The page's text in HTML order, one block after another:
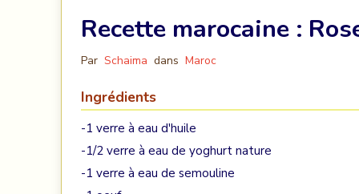
Recette marocaine :
Par Schaima dans Maroc
Ingrédients
-1 verre à eau d'huile
-1/2 verre à eau de yoghurt nature
-1 verre à eau de semouline